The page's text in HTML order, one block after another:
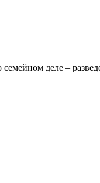
семейном деле –